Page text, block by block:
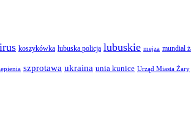
koszykówka lubuska policja lubuskie mejza mundial
szprotawa ukraina unia kunice Urząd Miasta Żary